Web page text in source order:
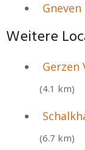
Gneven
Weitere
Gerzen
(4.1 km)
(6.7 km)